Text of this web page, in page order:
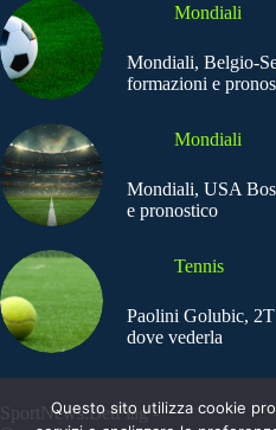
Mondiali
Mondiali, Belgio-
formazioni e
Mondiali
Mondiali, USA
e pronostico
Tennis
Paolini Golubic,
dove vederla
SportNews.BetFlag -
Questo sito utilizza cookie